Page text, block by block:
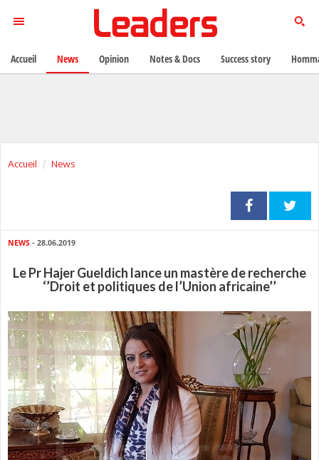
Accueil News
NEWS - 28.06.2019
Le Pr Hajer Gueldich lance un mastère de recherche
‘’Droit et politiques de l’Union africaine’’
Accueil News Opinion Notes & Docs Success story